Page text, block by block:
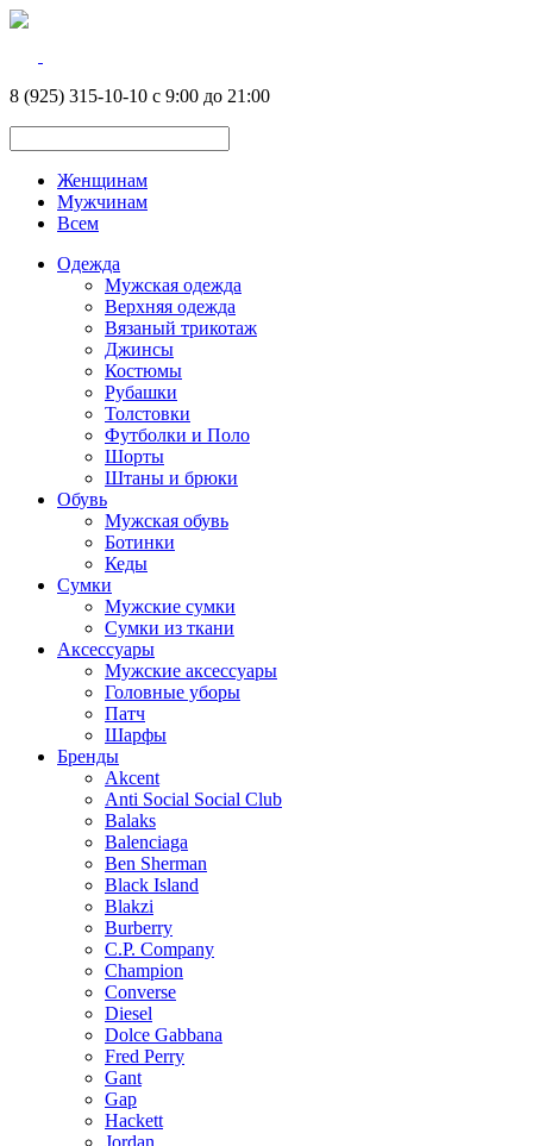
8 (925) 315-10-10 с 9:00 до 21:00
Женщинам
Мужчинам
Всем
Одежда
Мужская одежда
Верхняя одежда
Вязаный трикотаж
Джинсы
Костюмы
Рубашки
Толстовки
Футболки и Поло
Шорты
Штаны и брюки
Обувь
Мужская обувь
Ботинки
Кеды
Сумки
Мужские сумки
Сумки из ткани
Аксессуары
Мужские аксессуары
Головные уборы
Патч
Шарфы
Бренды
Akcent
Anti Social Social Club
Balaks
Balenciaga
Ben Sherman
Black Island
Blakzi
Burberry
C.P. Company
Champion
Converse
Diesel
Dolce Gabbana
Fred Perry
Gant
Gap
Hackett
Jordan